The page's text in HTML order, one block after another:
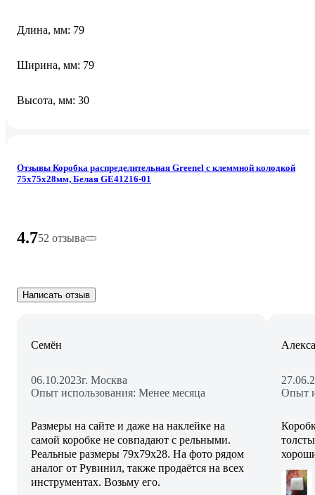
Длина, мм: 79
Ширина, мм: 79
Высота, мм: 30
Отзывы Коробка распределительная Greenel с клеммной колодкой
75х75х28мм, Белая GE41216-01
4.752 отзыва
Написать отзыв
Семён
06.10.2023г. Москва
Опыт использования: Менее месяца
Размеры на сайте и даже на наклейке на
самой коробке не совпадают с рельными.
Реальные размеры 79х79х28. На фото рядом
аналог от Рувинил, также продаётся на всех
инструментах. Возьму его.
Опыт